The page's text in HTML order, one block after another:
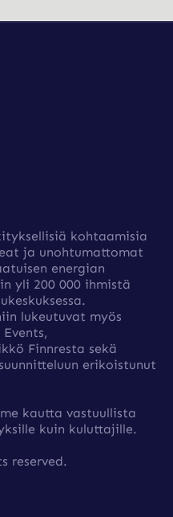
kohtaamisia
ja unohtumattomat
energian
yli 200 000 ihmistä
lukeutuvat myös
Finnresta sekä
erikoistunut
kautta vastuullista
kuin kuluttajille.
reserved.